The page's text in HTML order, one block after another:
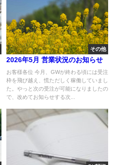
その他
2026年5月 営業状況のお知らせ
お客様各位 今月、GWが終わる頃には受注
枠を飛び越え、慌ただしく稼働していまし
た。やっと次の受注が可能になりましたの
で、改めてお知らせする次...